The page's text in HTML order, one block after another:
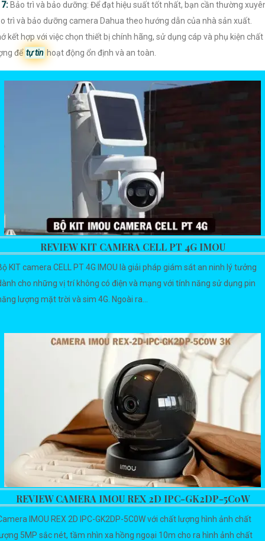
7: Bảo trì và bảo dưỡng: Để đạt hiệu suất tốt nhất, bạn cần thường
trì và bảo dưỡng camera Dahua theo hướng dẫn của nhà sản xuất.
kết hợp với việc chọn thiết bị chính hãng, sử dụng cáp và phụ kiện chất
để tự tin hoạt động ổn định và an toàn.
REVIEW KIT CAMERA CELL PT 4G IMOU
KIT camera CELL PT 4G IMOU là giải pháp giám sát an ninh lý tưởng
cho những vị trí không có điện và mạng với tính năng sử dụng pin
lượng mặt trời và sim 4G. Ngoài ra...
REVIEW CAMERA IMOU REX 2D IPC-GK2DP-5C0W
IMOU REX 2D IPC-GK2DP-5C0W với chất lượng hình ảnh chất
5MP sắc nét, tầm nhìn xa hồng ngoại 10m cho ra hình ảnh chất